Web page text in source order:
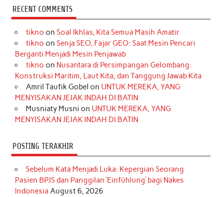
c
e
b
o
k
s
t
a
r
a
m
k
T
o
k
t
e
e
s
t
k
e
d
I
n
t
t
r
T
u
e
RECENT COMMENTS
tikno on Soal Ikhlas, Kita Semua Masih Amatir
tikno on Senja SEO, Fajar GEO: Saat Mesin Pencari
Berganti Menjadi Mesin Penjawab
tikno on Nusantara di Persimpangan Gelombang:
Konstruksi Maritim, Laut Kita, dan Tanggung Jawab Kita
Amril Taufik Gobel on UNTUK MEREKA, YANG
MENYISAKAN JEJAK INDAH DI BATIN
Musniaty Musni on UNTUK MEREKA, YANG
MENYISAKAN JEJAK INDAH DI BATIN
POSTING TERAKHIR
Sebelum Kata Menjadi Luka: Kepergian Seorang
Pasien BPJS dan Panggilan ‘Einfühlung’ bagi Nakes
Indonesia August 6, 2026